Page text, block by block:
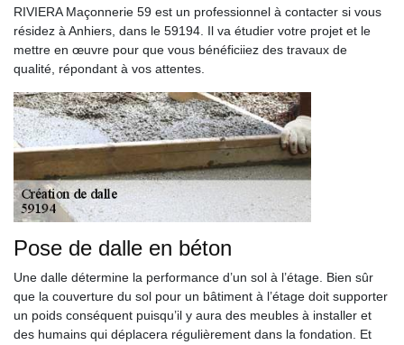
RIVIERA Maçonnerie 59 est un professionnel à contacter si vous
résidez à Anhiers, dans le 59194. Il va étudier votre projet et le
mettre en œuvre pour que vous bénéficiiez des travaux de
qualité, répondant à vos attentes.
Pose de dalle en béton
Une dalle détermine la performance d’un sol à l’étage. Bien sûr
que la couverture du sol pour un bâtiment à l’étage doit supporter
un poids conséquent puisqu’il y aura des meubles à installer et
des humains qui déplacera régulièrement dans la fondation. Et